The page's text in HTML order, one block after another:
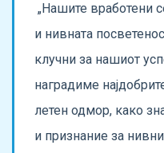
„Нашите вработени
и нивната
клучни за нашиот
наградиме
летен одмор, како
и признание за